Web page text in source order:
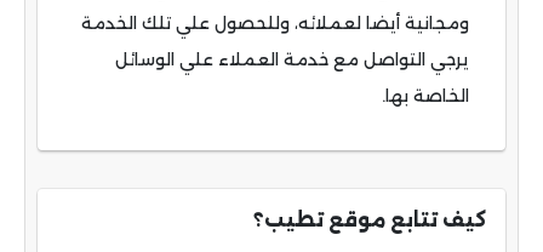
ومجانية أيضا لعملائه، وللحصول علي تلك الخدمة
يرجي التواصل مع خدمة العملاء علي الوسائل
الخاصة بها.
كيف تتابع موقع تطيب؟